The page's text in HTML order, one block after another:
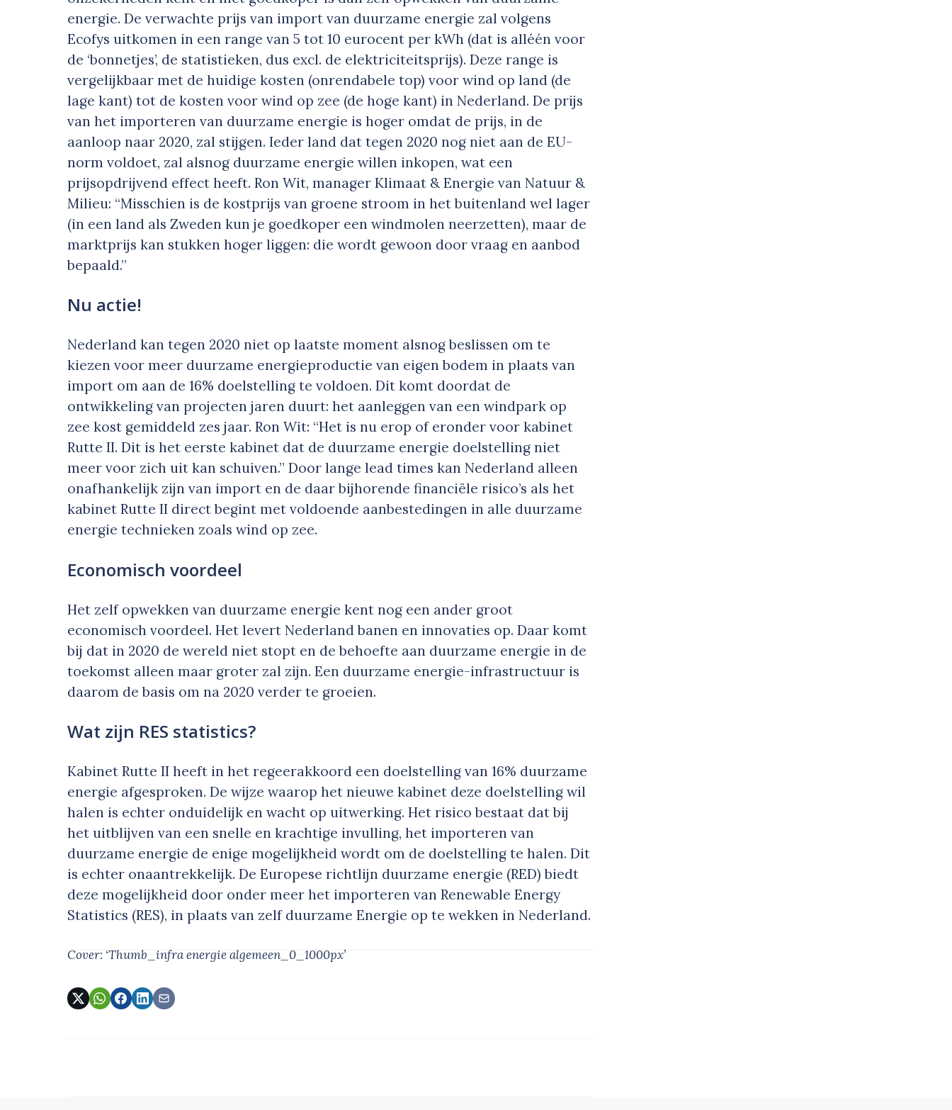
energie. De verwachte prijs van import van duurzame energie zal volgens
Ecofys uitkomen in een range van 5 tot 10 eurocent per kWh (dat is alléén voor
de ‘bonnetjes’, de statistieken, dus excl. de elektriciteitsprijs). Deze range is
vergelijkbaar met de huidige kosten (onrendabele top) voor wind op land (de
lage kant) tot de kosten voor wind op zee (de hoge kant) in Nederland. De prijs
van het importeren van duurzame energie is hoger omdat de prijs, in de
aanloop naar 2020, zal stijgen. Ieder land dat tegen 2020 nog niet aan de EU-
norm voldoet, zal alsnog duurzame energie willen inkopen, wat een
prijsopdrijvend effect heeft. Ron Wit, manager Klimaat & Energie van Natuur &
Milieu: “Misschien is de kostprijs van groene stroom in het buitenland wel lager
(in een land als Zweden kun je goedkoper een windmolen neerzetten), maar de
marktprijs kan stukken hoger liggen: die wordt gewoon door vraag en aanbod
bepaald.”
Nu actie!
Nederland kan tegen 2020 niet op laatste moment alsnog beslissen om te
kiezen voor meer duurzame energieproductie van eigen bodem in plaats van
import om aan de 16% doelstelling te voldoen. Dit komt doordat de
ontwikkeling van projecten jaren duurt: het aanleggen van een windpark op
zee kost gemiddeld zes jaar. Ron Wit: “Het is nu erop of eronder voor kabinet
Rutte II. Dit is het eerste kabinet dat de duurzame energie doelstelling niet
meer voor zich uit kan schuiven.” Door lange lead times kan Nederland alleen
onafhankelijk zijn van import en de daar bijhorende financiële risico’s als het
kabinet Rutte II direct begint met voldoende aanbestedingen in alle duurzame
energie technieken zoals wind op zee.
Economisch voordeel
Het zelf opwekken van duurzame energie kent nog een ander groot
economisch voordeel. Het levert Nederland banen en innovaties op. Daar komt
bij dat in 2020 de wereld niet stopt en de behoefte aan duurzame energie in de
toekomst alleen maar groter zal zijn. Een duurzame energie-infrastructuur is
daarom de basis om na 2020 verder te groeien.
Wat zijn RES statistics?
Kabinet Rutte II heeft in het regeerakkoord een doelstelling van 16% duurzame
energie afgesproken. De wijze waarop het nieuwe kabinet deze doelstelling wil
halen is echter onduidelijk en wacht op uitwerking. Het risico bestaat dat bij
het uitblijven van een snelle en krachtige invulling, het importeren van
duurzame energie de enige mogelijkheid wordt om de doelstelling te halen. Dit
is echter onaantrekkelijk. De Europese richtlijn duurzame energie (RED) biedt
deze mogelijkheid door onder meer het importeren van Renewable Energy
Statistics (RES), in plaats van zelf duurzame Energie op te wekken in Nederland.
Cover: ‘Thumb_infra energie algemeen_0_1000px’